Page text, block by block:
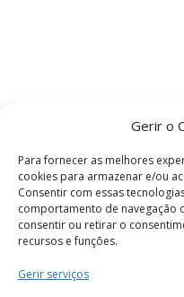
Gerir o
Para fornecer as melhores
cookies para armazenar e/ou
Consentir com essas
comportamento de navegação
consentir ou retirar o
recursos e funções.
Gerir serviços
Termos e Condições